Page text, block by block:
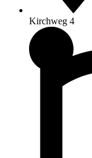
Kirchweg 4